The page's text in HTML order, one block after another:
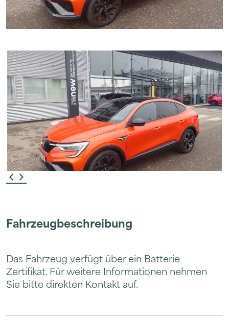
Fahrzeugbeschreibung
Das Fahrzeug verfügt über ein Batterie
Zertifikat. Für weitere Informationen nehmen
Sie bitte direkten Kontakt auf.